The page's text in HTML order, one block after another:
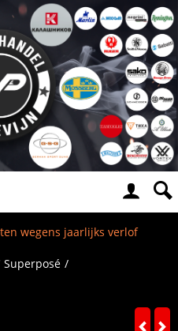
wegens jaarlijks verlof
Superposé /